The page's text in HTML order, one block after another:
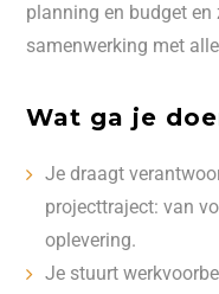
planning en budget
samenwerking met
Wat ga je
Je draagt
projecttraject: van
oplevering.
Je stuurt